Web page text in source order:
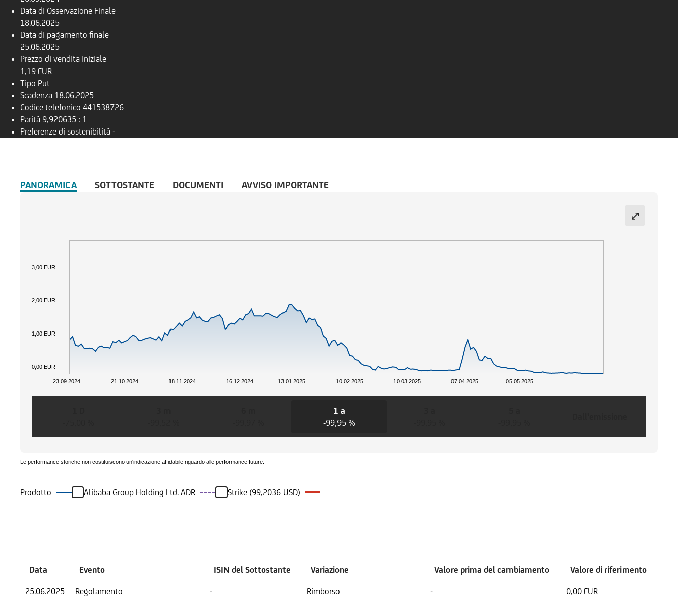
Data di Osservazione Finale
18.06.2025
Data di pagamento finale
25.06.2025
Prezzo di vendita iniziale
1,19 EUR
Tipo Put
Scadenza 18.06.2025
Codice telefonico 441538726
Parità 9,920635 : 1
Preferenze di sostenibilità -
PANORAMICA SOTTOSTANTE DOCUMENTI AVVISO IMPORTANTE
21.10.2024 18.11.2024 16.12.2024 13.01.2025 10.02.2025 10.03.2025 07.04.2025 05.05.2025
23.09.2024
0,00 EUR
1,00 EUR
2,00 EUR
3,00 EUR
1 a
-99,95 %
Le performance storiche non costituiscono un'indicazione affidabile riguardo alle performance future.
Prodotto Alibaba Group Holding Ltd. ADR Strike (99,2036 USD)
Data Evento ISIN del Sottostante Variazione Valore prima del cambiamento Valore di riferimento
25.06.2025 Regolamento - Rimborso -
0,00 EUR